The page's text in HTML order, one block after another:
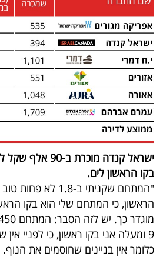
ישראל קנדה
בקו הראשון לים.
"המתחם שקניתי ב-
הראשון, כי המתחם שלי הוא בקו
9 ומעלה אני בקו ראשון, כי לפניי
כלומר אין בניינים שחוסמים את